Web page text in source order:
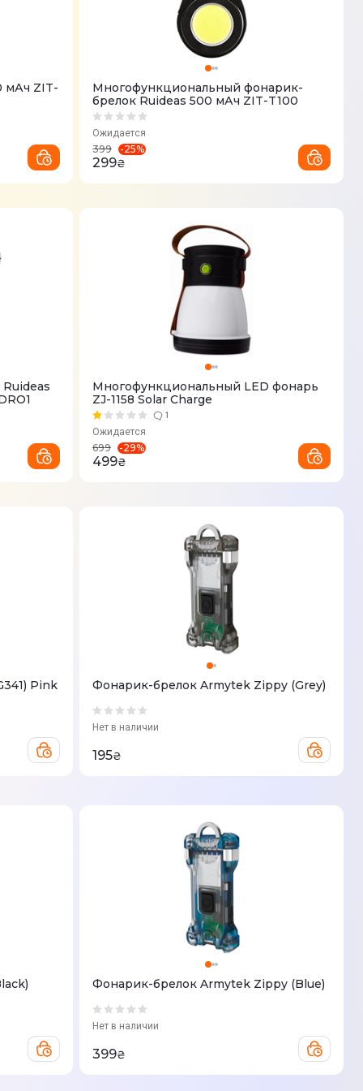
мАч ZIT-
Многофункциональный фонарик-
брелок Ruideas 500 мАч ZIT-T100
Ожидается
399 -25%
299₴
Многофункциональный LED фонарь
ZJ-1158 Solar Charge
1
Ожидается
699 -29%
499₴
Рink Фонарик-брелок Armytek Zippy (Grey)
Нет в наличии
195₴
Фонарик-брелок Armytek Zippy (Blue)
Нет в наличии
399₴